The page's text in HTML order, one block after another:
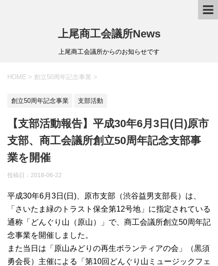
上尾商工会議所News
上尾商工会議所からのお知らせです
HOME > 創立50周年記念事業 >
創立50周年記念事業 支部活動
【支部活動報告】平成30年6月3日(日)原市
支部、商工会議所創立50周年記念支部事
業を開催
投稿日： 2018-06-22
平成30年6月3日(日)、原市支部（渋谷益男支部長）は、
「さいたま緑のトラスト保全第12号地」に指定されている
通称「どんぐり山（原山）」で、商工会議所創立50周年記
念事業を開催しました。
また当日は「原山みどりの再生ボランティアの会」（黒須
勇会長）主催による「第10回どんぐり山ミュージックフェ